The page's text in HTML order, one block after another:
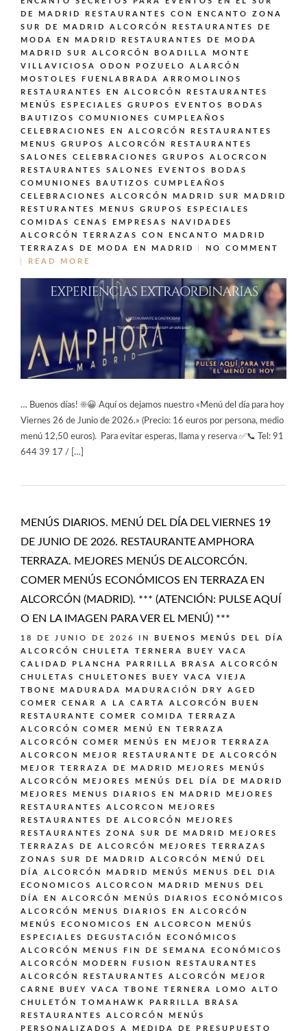
DE MADRID
RESTAURANTES CON ENCANTO ZONA
SUR DE MADRID ALCORCÓN
RESTAURANTES DE
MODA EN MADRID
RESTAURANTES DE MODA
MADRID SUR ALCORCÓN BOADILLA MONTE
VILLAVICIOSA ODON POZUELO ALARCÓN
MOSTOLES FUENLABRADA ARROMOLINOS
RESTAURANTES EN ALCORCÓN
RESTAURANTES
MENÚS ESPECIALES GRUPOS EVENTOS BODAS
BAUTIZOS COMUNIONES CUMPLEAÑOS
CELEBRACIONES EN ALCORCÓN
RESTAURANTES
MENUS GRUPOS ALCORCÓN
RESTAURANTES
SALONES CELEBRACIONES GRUPOS ALOCRCON
RESTAURANTES SALONES EVENTOS BODAS
COMUNIONES BAUTIZOS CUMPLEAÑOS
CELEBRACIONES ALCORCÓN MADRID SUR MADRID
RESTURANTES MENUS GRUPOS ESPECIALES
COMIDAS CENAS EMPRESAS NAVIDADES
ALCORCÓN
TERRAZAS CON ENCANTO MADRID
TERRAZAS DE MODA EN MADRID
NO COMMENT
READ MORE
… Buenos días! ☀️😀 Aquí os dejamos nuestro «Menú del día para hoy
Viernes 26 de Junio de 2026.» (Precio: 16 euros por persona, medio
menú 12,50 euros). Para evitar esperas, llama y reserva ✅📞 Tel: 91
644 39 17 / […]
MENÚS DIARIOS. MENÚ DEL DÍA DEL VIERNES 19
DE JUNIO DE 2026. RESTAURANTE AMPHORA
TERRAZA. MEJORES MENÚS DE ALCORCÓN.
COMER MENÚS ECONÓMICOS EN TERRAZA EN
ALCORCÓN (MADRID). *** (ATENCIÓN: PULSE AQUÍ
O EN LA IMAGEN PARA VER EL MENÚ) ***
18 DE JUNIO DE 2026 IN
BUENOS MENÚS DEL DÍA
ALCORCÓN
CHULETA TERNERA BUEY VACA
CALIDAD PLANCHA PARRILLA BRASA ALCORCÓN
CHULETAS CHULETONES BUEY VACA VIEJA
TBONE MADURADA MADURACIÓN DRY AGED
COMER CENAR A LA CARTA ALCORCÓN BUEN
RESTAURANTE
COMER COMIDA TERRAZA
ALCORCÓN
COMER MENÚ EN TERRAZA
ALCORCÓN
COMER MENÚS EN MEJOR TERRAZA
ALCORCON
MEJOR RESTAURANTE DE ALCORCÓN
MEJOR TERRAZA DE MADRID
MEJORES MENÚS
ALCORCÓN
MEJORES MENÚS DEL DÍA DE MADRID
MEJORES MENUS DIARIOS EN MADRID
MEJORES
RESTAURANTES ALCORCON
MEJORES
RESTAURANTES DE ALCORCÓN
MEJORES
RESTAURANTES ZONA SUR DE MADRID
MEJORES
TERRAZAS DE ALCORCÓN
MEJORES TERRAZAS
ZONAS SUR DE MADRID ALCORCÓN
MENÚ DEL
DÍA ALCORCÓN MADRID
MENÚS
MENUS DEL DIA
ECONOMICOS ALCORCON MADRID
MENUS DEL
DÍA EN ALCORCÓN
MENÚS DIARIOS ECONÓMICOS
ALCORCÓN
MENUS DIARIOS EN ALCORCÓN
MENÚS ECONOMICOS EN ALCORCON
MENÚS
ESPECIALES DEGUSTACIÓN ECONÓMICOS
ALCORCÓN
MENUS FIN DE SEMANA ECONÓMICOS
ALCORCÓN
MODERN FUSION
RESTAURANTES
ALCORCÓN
RESTAURANTES ALCORCÓN MEJOR
CARNE BUEY VACA TBONE TERNERA LOMO ALTO
CHULETÓN TOMAHAWK PARRILLA BRASA
RESTAURANTES ALCORCÓN MENÚS
PERSONALIZADOS A MEDIDA DE PRESUPUESTO